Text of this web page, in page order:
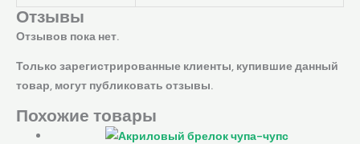
Отзывы
Отзывов пока нет.
Только зарегистрированные клиенты, купившие данный
товар, могут публиковать отзывы.
Похожие товары